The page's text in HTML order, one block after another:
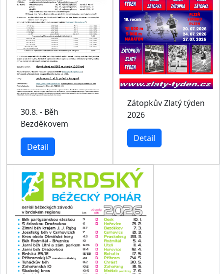
30.8. - Běh
Bezděkovem
Detail
Zátopkův Zlatý týden
2026
Detail